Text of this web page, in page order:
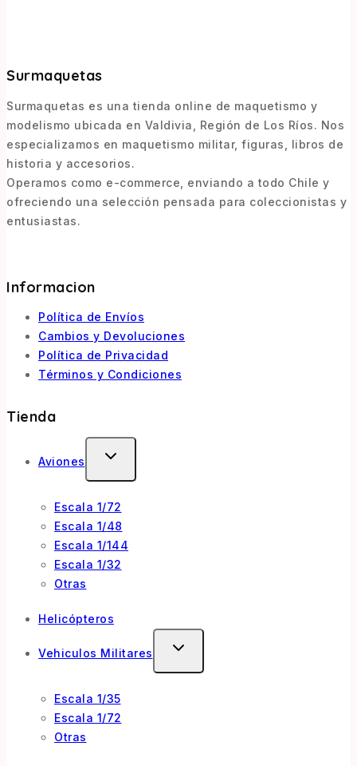
Surmaquetas
Surmaquetas es una tienda online de maquetismo y
modelismo ubicada en Valdivia, Región de Los Ríos. Nos
especializamos en maquetismo militar, figuras, libros de
historia y accesorios.
Operamos como e-commerce, enviando a todo Chile y
ofreciendo una selección pensada para coleccionistas y
entusiastas.
Informacion
Política de Envíos
Cambios y Devoluciones
Política de Privacidad
Términos y Condiciones
Tienda
Aviones
Escala 1/72
Escala 1/48
Escala 1/144
Escala 1/32
Otras
Helicópteros
Vehiculos Militares
Escala 1/35
Escala 1/72
Otras